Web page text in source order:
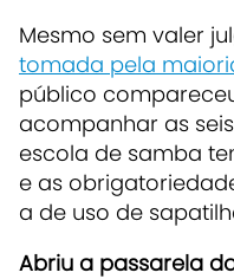
Mesmo sem valer
tomada pela
público
acompanhar as
escola de samba
e as
a de uso de
Abriu a passarela